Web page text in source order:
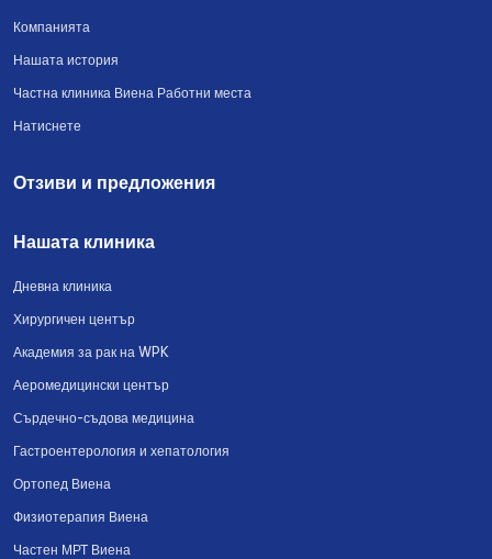
Компанията
Нашата история
Частна клиника Виена Работни места
Натиснете
Отзиви и предложения
Нашата клиника
Дневна клиника
Хирургичен център
Академия за рак на WPK
Аеромедицински център
Сърдечно-съдова медицина
Гастроентерология и хепатология
Ортопед Виена
Физиотерапия Виена
Частен МРТ Виена